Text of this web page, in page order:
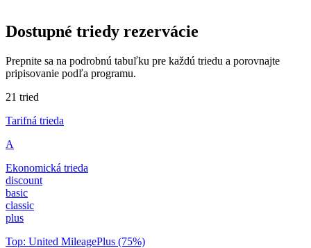
Dostupné triedy rezervácie
Prepnite sa na podrobnú tabuľku pre každú triedu a porovnajte
pripisovanie podľa programu.
21 tried
Tarifná trieda
A
Ekonomická trieda
discount
basic
classic
plus
Top: United MileagePlus (75%)